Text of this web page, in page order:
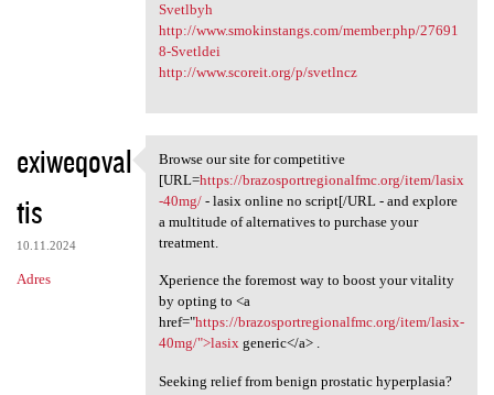
Svetlbyh
http://www.smokinstangs.com/member.php/27691
8-Svetldei
http://www.scoreit.org/p/svetlncz
exiweqoval
tis
10.11.2024
Adres
Browse our site for
Browse our site for competitive
[URL=https://brazosportregionalfmc.org/item/lasix
-40mg/- lasix online no script[/URL - and explore
a multitude of alternatives to purchase your
treatment.
Xperience the foremost way to boost your vitality
by opting to <a
href="https://brazosportregionalfmc.org/item/lasix-
40mg/">lasixgeneric</a> .
Seeking relief from benign prostatic hyperplasia?